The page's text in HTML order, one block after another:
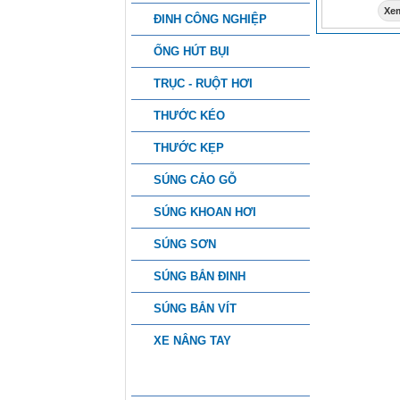
ĐINH CÔNG NGHIỆP
ỐNG HÚT BỤI
TRỤC - RUỘT HƠI
THƯỚC KÉO
THƯỚC KẸP
SÚNG CẢO GỖ
SÚNG KHOAN HƠI
SÚNG SƠN
SÚNG BẮN ĐINH
SÚNG BẮN VÍT
XE NÂNG TAY